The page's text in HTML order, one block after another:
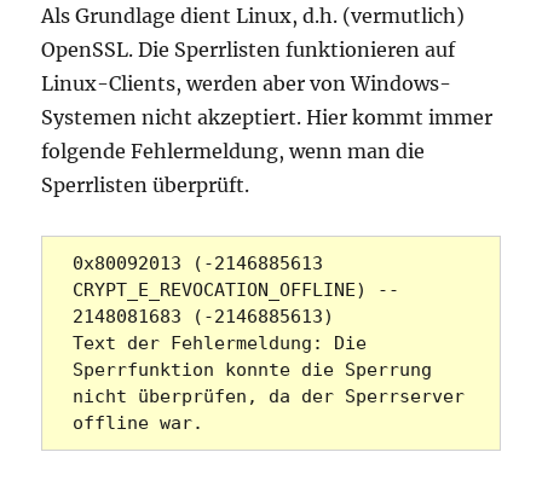
Als Grundlage dient Linux, d.h. (vermutlich)
OpenSSL. Die Sperrlisten funktionieren auf
Linux-Clients, werden aber von Windows-
Systemen nicht akzeptiert. Hier kommt immer
folgende Fehlermeldung, wenn man die
Sperrlisten überprüft.
0x80092013 (-2146885613
CRYPT_E_REVOCATION_OFFLINE) --
2148081683 (-2146885613)
Text der Fehlermeldung: Die
Sperrfunktion konnte die Sperrung
nicht überprüfen, da der Sperrserver
offline war.